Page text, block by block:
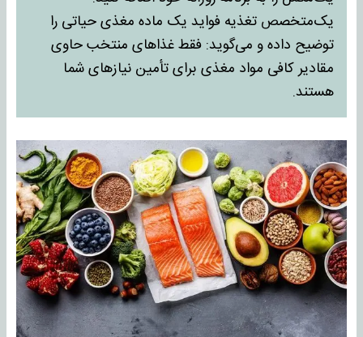
یک‌متخصص تغذیه فواید یک ماده مغذی حیاتی را
توضیح داده و می‌گوید: فقط غذاهای منتخب حاوی
مقادیر کافی مواد مغذی برای تأمین نیازهای شما
هستند.